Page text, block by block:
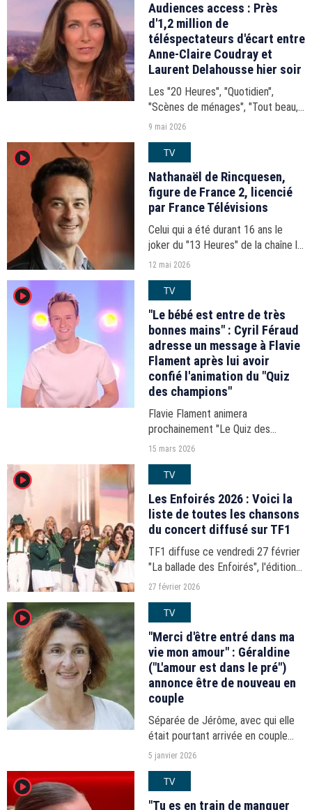
Audiences access : Près
d'1,2 million de
téléspectateurs d'écart entre
Anne-Claire Coudray et
Laurent Delahousse hier soir
Les "20 Heures", "Quotidien",
"Scènes de ménages", "Tout beau,
tout n9uf"... Les audiences du 20h-
9 mai 2026
player2 TV
Nathanaël de Rincquesen,
figure de France 2, licencié
par France Télévisions
Celui qui a été durant 16 ans le
joker du "13 Heures" de la chaîne la
quittera dans une dizaine de jours,
loyaux services dans le groupe
public.
12 mai 2026
player2 TV
"Le bébé est entre de très
bonnes mains" : Cyril Féraud
adresse un message à Flavie
Flament après lui avoir
confié l'animation du "Quiz
des champions"
Flavie Flament animera
prochainement "Le Quiz des
champions" sur France Télévisions,
anciennement animée par Cyril
Féraud. Ce dernier lui a adressé un
joli...
15 mars 2026
player2 TV
Les Enfoirés 2026 : Voici la
liste de toutes les chansons
du concert diffusé sur TF1
TF1 diffuse ce vendredi 27 février
"La ballade des Enfoirés", l'édition
2026 du spectacle qui réunit pas
cause : celle des Restos du cœur.
Voici...
27 février 2026
player2 TV
"Merci d'être entré dans ma
vie mon amour" : Géraldine
("L'amour est dans le pré")
annonce être de nouveau en
couple
Séparée de Jérôme, avec qui elle
était pourtant arrivée en couple
lors du bilan de la saison 20,
côtés d'un autre homme qu'elle
vient de présenter...
5 janvier 2026
player2 TV
"Tu es en train de manquer